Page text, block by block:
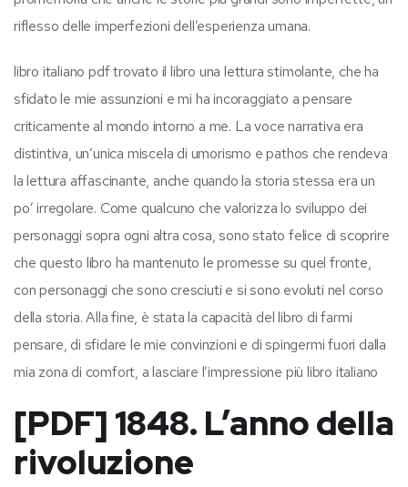
riflesso delle imperfezioni dell’esperienza umana.
libro italiano pdf trovato il libro una lettura stimolante, che ha
sfidato le mie assunzioni e mi ha incoraggiato a pensare
criticamente al mondo intorno a me. La voce narrativa era
distintiva, un’unica miscela di umorismo e pathos che rendeva
la lettura affascinante, anche quando la storia stessa era un
po’ irregolare. Come qualcuno che valorizza lo sviluppo dei
personaggi sopra ogni altra cosa, sono stato felice di scoprire
che questo libro ha mantenuto le promesse su quel fronte,
con personaggi che sono cresciuti e si sono evoluti nel corso
della storia. Alla fine, è stata la capacità del libro di farmi
pensare, di sfidare le mie convinzioni e di spingermi fuori dalla
mia zona di comfort, a lasciare l’impressione più libro italiano
[PDF] 1848. L’anno della
rivoluzione